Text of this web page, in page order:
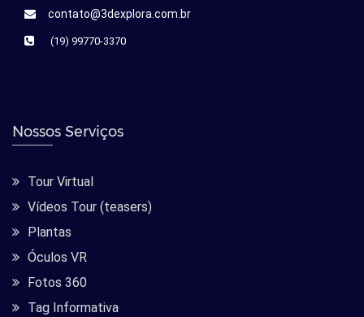
contato@3dexplora.com.br
(19) 99770-3370
Nossos Serviços
Tour Virtual
Vídeos Tour (teasers)
Plantas
Óculos VR
Fotos 360
Tag Informativa